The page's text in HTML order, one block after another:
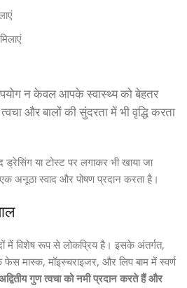
न केवल आपके स्वास्थ्य को बेहतर
और बालों की सुंदरता में भी वृद्धि करता
या टोस्ट पर लगाकर भी खाया जा
अनूठा स्वाद और पोषण प्रदान करता है।
में विशेष रूप से लोकप्रिय है। इसके अंतर्गत,
फेस मास्क, मॉइस्चराइजर, और लिप बाम में स्वर्ण
गुण त्वचा को नमी प्रदान करते हैं और